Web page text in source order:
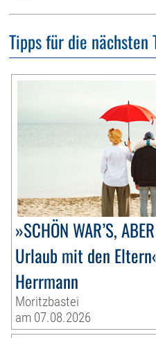
Tipps für die nächsten
»SCHÖN WAR’S,
Urlaub mit den
Herrmann
Moritzbastei
am 07.08.2026